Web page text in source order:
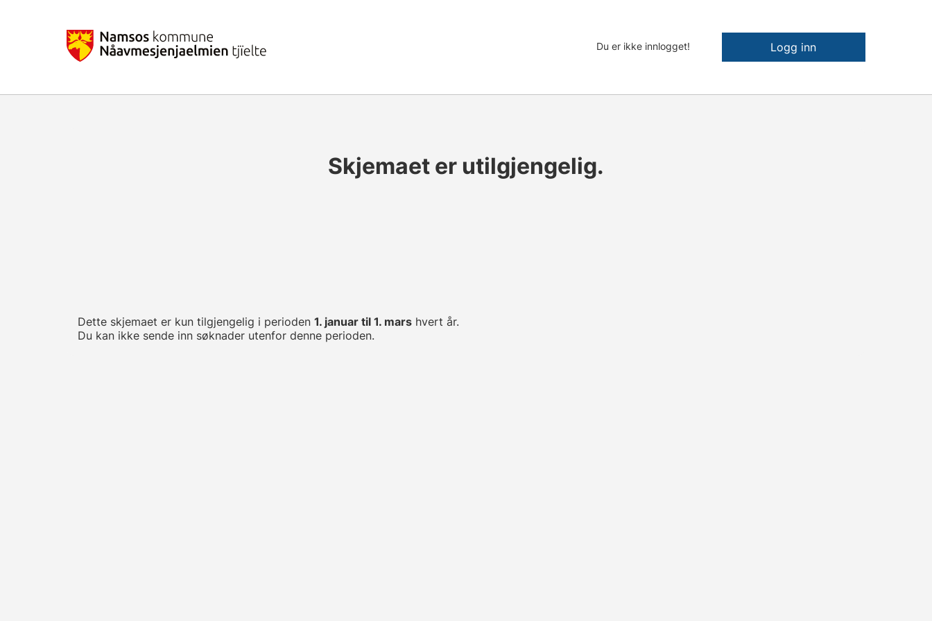
Du er ikke innlogget! Logg inn
Skjemaet er utilgjengelig.
Dette skjemaet er kun tilgjengelig i perioden 1. januar til 1. mars hvert år.
Du kan ikke sende inn søknader utenfor denne perioden.